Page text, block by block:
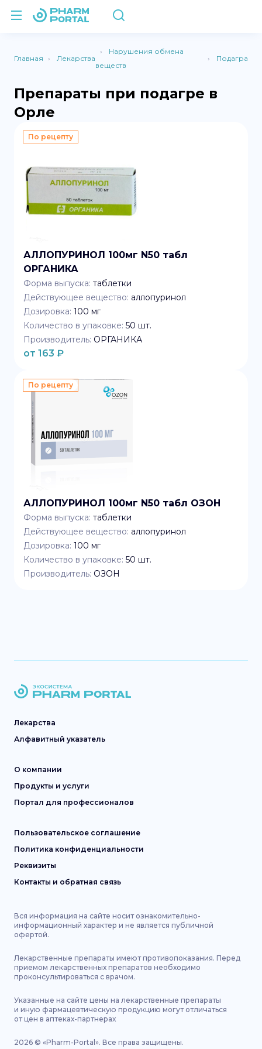
Главная Лекарства
Нарушения обмена
веществ
Подагра
Препараты при подагре в
Орле
По рецепту
АЛЛОПУРИНОЛ 100мг N50 табл
ОРГАНИКА
Форма выпуска: таблетки
Действующее вещество: аллопуринол
Дозировка: 100 мг
Количество в упаковке: 50 шт.
Производитель: ОРГАНИКА
от 163 ₽
По рецепту
АЛЛОПУРИНОЛ 100мг N50 табл ОЗОН
Форма выпуска: таблетки
Действующее вещество: аллопуринол
Дозировка: 100 мг
Количество в упаковке: 50 шт.
Производитель: ОЗОН
Лекарства
Алфавитный указатель
О компании
Продукты и услуги
Портал для профессионалов
Пользовательское соглашение
Политика конфиденциальности
Реквизиты
Контакты и обратная связь
Вся информация на сайте носит ознакомительно-
информационный характер и не является публичной
офертой.
Лекарственные препараты имеют противопоказания. Перед
приемом лекарственных препаратов необходимо
проконсультироваться с врачом.
Указанные на сайте цены на лекарственные препараты
и иную фармацевтическую продукцию могут отличаться
от цен в аптеках-партнерах
2026 © «Pharm-Portal». Все права защищены.